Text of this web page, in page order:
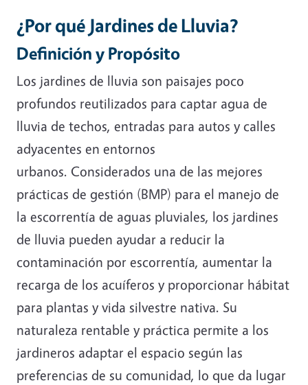
¿Por qué Jardines de Lluvia?
Definición y Propósito
Los jardines de lluvia son paisajes poco
profundos reutilizados para captar agua de
lluvia de techos, entradas para autos y calles
adyacentes en entornos
urbanos. Considerados una de las mejores
prácticas de gestión (BMP) para el manejo de
la escorrentía de aguas pluviales, los jardines
de lluvia pueden ayudar a reducir la
contaminación por escorrentía, aumentar la
recarga de los acuíferos y proporcionar hábitat
para plantas y vida silvestre nativa. Su
naturaleza rentable y práctica permite a los
jardineros adaptar el espacio según las
preferencias de su comunidad, lo que da lugar